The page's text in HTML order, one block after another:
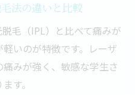
法の違いと比較
毛（IPL）と比べて痛みが
いのが特徴です。レーザ
みが強く、敏感な学生さ
す。